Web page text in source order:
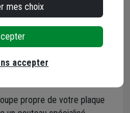
Gypso - Diam. 3,5 MM
propre de votre plaque
mes choix
accepter